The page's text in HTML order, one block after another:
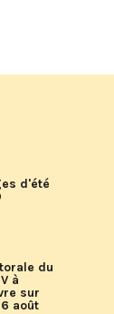
d'été
du
à
sur
août